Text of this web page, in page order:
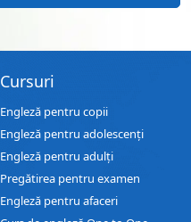
Cursuri
Engleză pentru copii
Engleză pentru adolescenți
Engleză pentru adulți
Pregătirea pentru examen
Engleză pentru afaceri